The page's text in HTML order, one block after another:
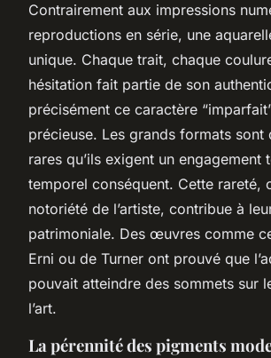
Contrairement aux impressions
reproductions en série, une
unique. Chaque trait, chaque
hésitation fait partie de son
précisément ce caractère
précieuse. Les grands formats sont
rares qu’ils exigent un engagement
temporel conséquent. Cette rareté,
notoriété de l’artiste, contribue à
patrimoniale. Des œuvres comme
Erni ou de Turner ont prouvé que
pouvait atteindre des sommets sur
l’art.
La pérennité des pigments